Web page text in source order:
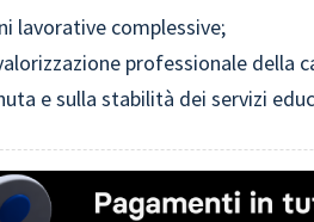
lavorative complessive;
professionale della
e sulla stabilità dei servizi